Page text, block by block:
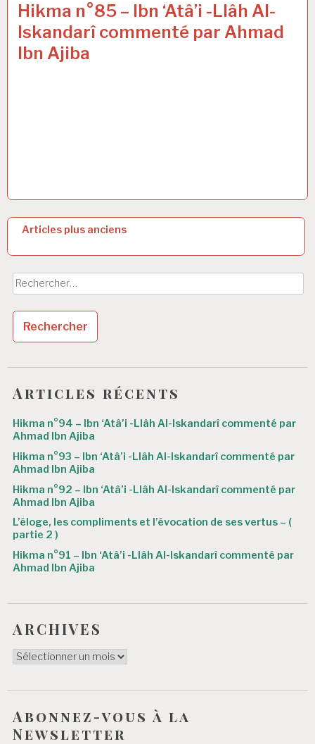
Hikma n°85 – Ibn ‘Atâ’i -Llâh Al-
Iskandarî commenté par Ahmad
Ibn Ajiba
N
a
v
i
g
a
t
i
o
n
d
e
s
a
r
t
i
c
l
e
s
Articles plus anciens
Rechercher :
Articles récents
Hikma n°94 – Ibn ‘Atâ’i -Llâh Al-Iskandarî commenté par
Ahmad Ibn Ajiba
Hikma n°93 – Ibn ‘Atâ’i -Llâh Al-Iskandarî commenté par
Ahmad Ibn Ajiba
Hikma n°92 – Ibn ‘Atâ’i -Llâh Al-Iskandarî commenté par
Ahmad Ibn Ajiba
L’éloge, les compliments et l’évocation de ses vertus – (
partie 2 )
Hikma n°91 – Ibn ‘Atâ’i -Llâh Al-Iskandarî commenté par
Ahmad Ibn Ajiba
ARCHIVES
ARCHIVES
Abonnez-vous à la
Newsletter